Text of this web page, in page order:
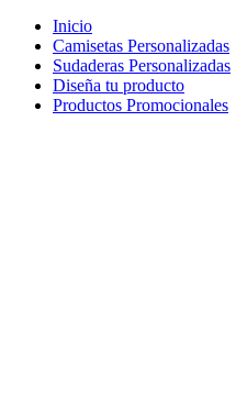
Inicio
Camisetas Personalizadas
Sudaderas Personalizadas
Diseña tu producto
Productos Promocionales